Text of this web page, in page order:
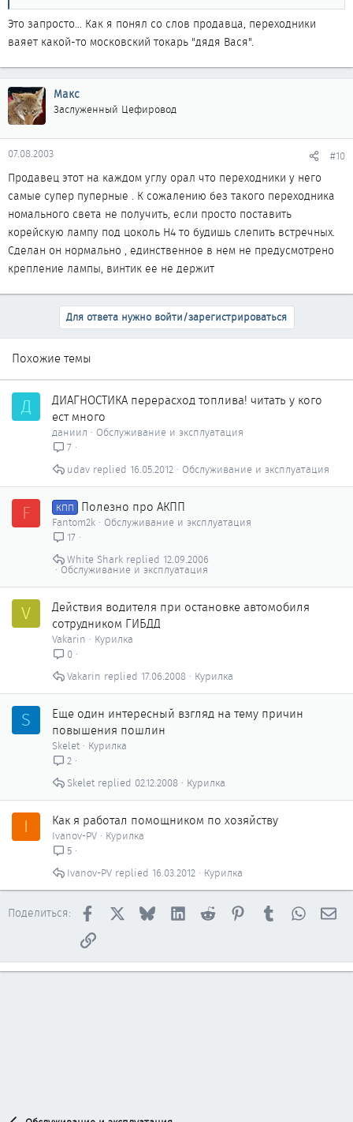
Это запросто... Как я понял со слов продавца, переходники
ваяет какой-то московский токарь "дядя Вася".
Макс
Заслуженный Цефировод
07.08.2003 #10
Продавец этот на каждом углу орал что переходники у него
самые супер пуперные . К сожалению без такого переходника
номального света не получить, если просто поставить
корейскую лампу под цоколь Н4 то будишь слепить встречных.
Сделан он нормально , единственное в нем не предусмотрено
крепление лампы, винтик ее не держит
Для ответа нужно войти/зарегистрироваться
Похожие темы
Д
ДИАГНОСТИКА перерасход топлива! читать у кого
ест много
даниил
Обслуживание и эксплуатация
7
Обслуживание и эксплуатация
16.05.2012
udav
F КПП Полезно про АКПП
Fantom2k
Обслуживание и эксплуатация
17
Обслуживание и эксплуатация
12.09.2006
White Shark
V
Действия водителя при остановке автомобиля
сотрудником ГИБДД
Vakarin
Курилка
0
Курилка
17.06.2008
Vakarin
S
Еще один интересный взгляд на тему причин
повышения пошлин
Skelet
Курилка
2
Курилка
02.12.2008
Skelet
I Как я работал помощником по хозяйству
Ivanov-PV
Курилка
5
Курилка
16.03.2012
Ivanov-PV
Поделиться: Facebook BlueskyLinkedInReddit PinterestTumblr
Ссылка